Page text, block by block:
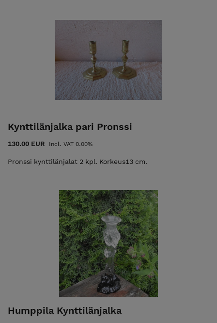
Kynttilänjalka pari Pronssi
130.00 EUR Incl. VAT 0.00%
Pronssi kynttilänjalat 2 kpl. Korkeus13 cm.
Humppila Kynttilänjalka